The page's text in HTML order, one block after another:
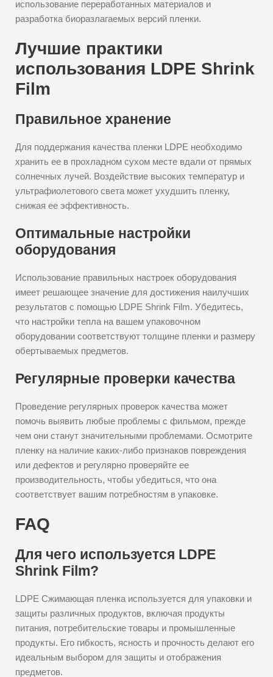
использование переработанных материалов и
разработка биоразлагаемых версий пленки.
Лучшие практики
использования LDPE Shrink
Film
Правильное хранение
Для поддержания качества пленки LDPE необходимо
хранить ее в прохладном сухом месте вдали от прямых
солнечных лучей. Воздействие высоких температур и
ультрафиолетового света может ухудшить пленку,
снижая ее эффективность.
Оптимальные настройки
оборудования
Использование правильных настроек оборудования
имеет решающее значение для достижения наилучших
результатов с помощью LDPE Shrink Film. Убедитесь,
что настройки тепла на вашем упаковочном
оборудовании соответствуют толщине пленки и размеру
обертываемых предметов.
Регулярные проверки качества
Проведение регулярных проверок качества может
помочь выявить любые проблемы с фильмом, прежде
чем они станут значительными проблемами. Осмотрите
пленку на наличие каких-либо признаков повреждения
или дефектов и регулярно проверяйте ее
производительность, чтобы убедиться, что она
соответствует вашим потребностям в упаковке.
FAQ
Для чего используется LDPE
Shrink Film?
LDPE Сжимающая пленка используется для упаковки и
защиты различных продуктов, включая продукты
питания, потребительские товары и промышленные
продукты. Его гибкость, ясность и прочность делают его
идеальным выбором для защиты и отображения
предметов.